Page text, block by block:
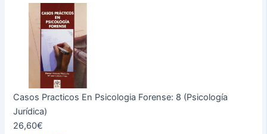
Casos Practicos En Psicologia Forense: 8 (Psicología
Jurídica)
26,60€